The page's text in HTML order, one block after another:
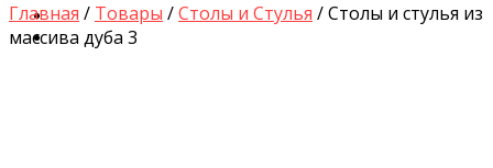
Кровати и Матрасы
Столы и Стулья
Главная / Товары /Столы и Стулья / Столы и стулья из
массива дуба 3